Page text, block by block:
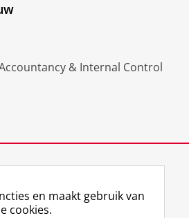
& Internal Control
en maakt gebruik van
cookies.